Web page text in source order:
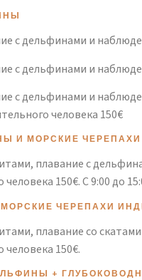
с дельфинами и
с дельфинами и
с дельфинами и
человека 150€
И МОРСКИЕ
плавание с
150€. С 9:00 до
ЧЕРЕПАХИ
плавание со
150€.
+